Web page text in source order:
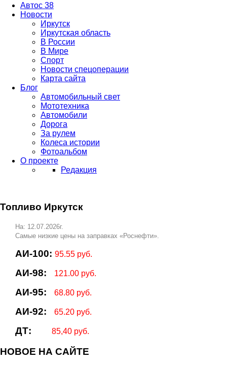
Автос 38
Новости
Иркутск
Иркутская область
В России
В Мире
Спорт
Новости спецоперации
Карта сайта
Блог
Автомобильный свет
Мототехника
Автомобили
Дорога
За рулем
Колеса истории
Фотоальбом
О проекте
Редакция
Топливо Иркутск
На: 12.07.2026г.
Самые низкие цены на заправках «Роснефти».
АИ-100: 95.55 руб.
АИ-98: 121.00 руб.
АИ-95: 68.80 руб.
АИ-92: 65.20 руб.
ДТ: 85,40 руб.
НОВОЕ НА САЙТЕ